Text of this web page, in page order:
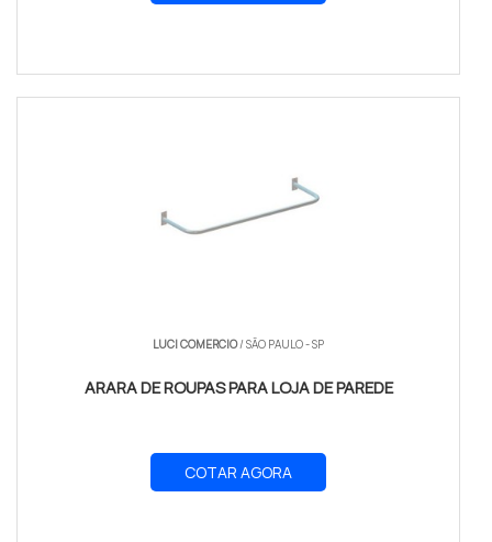
LUCI COMERCIO/ SÃO PAULO - SP
ARARA DE ROUPAS PARA LOJA DE PAREDE
COTAR AGORA